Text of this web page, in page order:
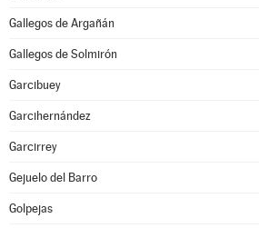
Gallegos de Argañán
Gallegos de Solmirón
Garcibuey
Garcihernández
Garcirrey
Gejuelo del Barro
Golpejas